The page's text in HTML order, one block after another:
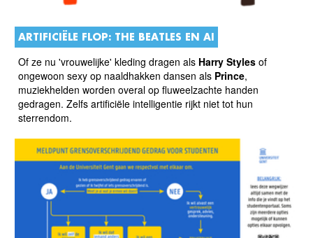
ARTIFICIËLE FLOP: THE BEATLES EN AI
Of ze nu 'vrouwelijke' kleding dragen als Harry Styles of
ongewoon sexy op naaldhakken dansen als Prince,
muziekhelden worden overal op fluweelzachte handen
gedragen. Zelfs artificiële intelligentie rijkt niet tot hun
sterrendom.